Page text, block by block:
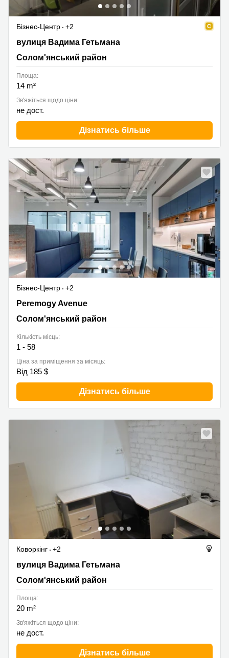
Бізнес-Центр
+2
ул. Гетьмана Вадима 1б, Солом'янський район
вулиця Вадима Гетьмана
Солом'янський район
Площа:
14 m²
Зв'яжіться щодо ціни:
не дост.
Дізнатись більше
Бізнес-Центр
+2
53 Peremogy Avenue, Солом'янський район
Peremogy Avenue
Солом'янський район
Кількість місць:
1 - 58
Ціна за приміщення за місяць:
Від 185 $
Дізнатись більше
Коворкінг
+2
ул. Гетьмана Вадима 1б, Солом'янський район
вулиця Вадима Гетьмана
Солом'янський район
Площа:
20 m²
Зв'яжіться щодо ціни:
не дост.
Дізнатись більше